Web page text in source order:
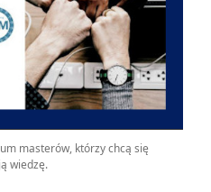
masterów, którzy chcą się
wiedzę.